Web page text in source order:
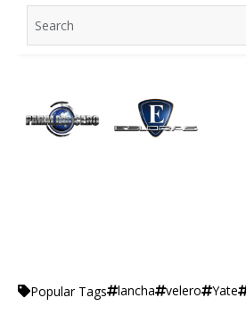
for:
Popular Tags lancha velero Yate